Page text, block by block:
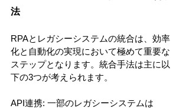
法
RPAとレガシーシステムの統合は、効率
化と自動化の実現において極めて重要な
ステップとなります。統合手法は主に以
下の3つが考えられます。
API連携: 一部のレガシーシステムは